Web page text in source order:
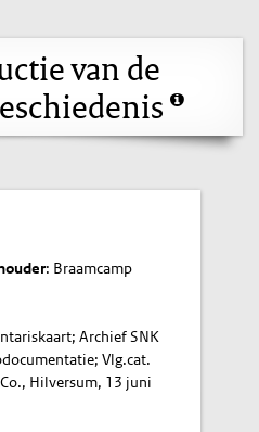
van de
: Braamcamp
Archief SNK
Vlg.cat.
Hilversum, 13 juni